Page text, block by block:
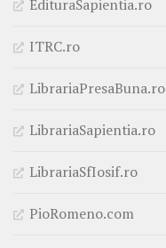
EdituraSapientia.ro
ITRC.ro
LibrariaPresaBuna.ro
LibrariaSapientia.ro
LibrariaSfIosif.ro
PioRomeno.com